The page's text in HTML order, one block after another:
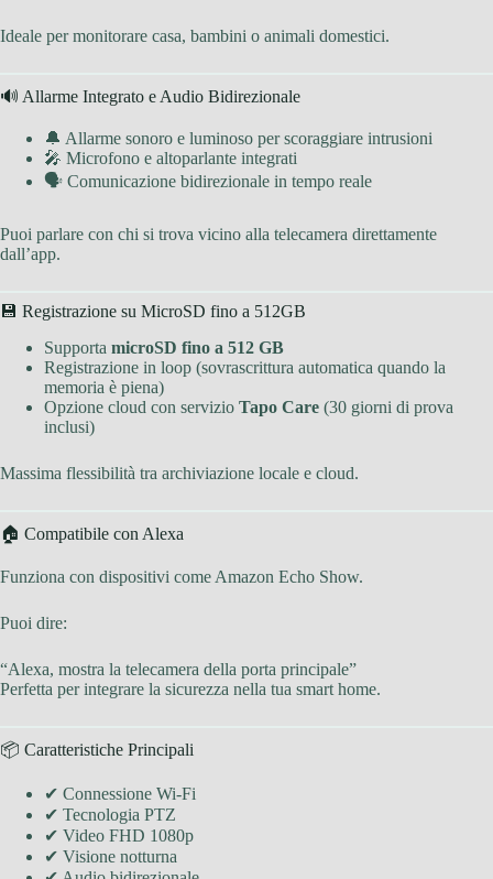
Ideale per monitorare casa, bambini o animali domestici.
🔊 Allarme Integrato e Audio Bidirezionale
🔔 Allarme sonoro e luminoso per scoraggiare intrusioni
🎤 Microfono e altoparlante integrati
🗣 Comunicazione bidirezionale in tempo reale
Puoi parlare con chi si trova vicino alla telecamera direttamente
dall’app.
💾 Registrazione su MicroSD fino a 512GB
Supporta microSD fino a 512 GB
Registrazione in loop (sovrascrittura automatica quando la
memoria è piena)
Opzione cloud con servizio Tapo Care (30 giorni di prova
inclusi)
Massima flessibilità tra archiviazione locale e cloud.
🏠 Compatibile con Alexa
Funziona con dispositivi come Amazon Echo Show.
Puoi dire:
“Alexa, mostra la telecamera della porta principale”
Perfetta per integrare la sicurezza nella tua smart home.
📦 Caratteristiche Principali
✔ Connessione Wi-Fi
✔ Tecnologia PTZ
✔ Video FHD 1080p
✔ Visione notturna